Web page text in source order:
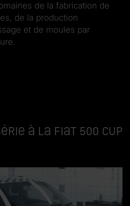
de la fabrication de
de la production
et de moules par
à la Fiat 500 Cup